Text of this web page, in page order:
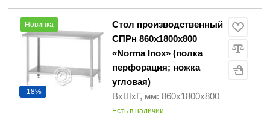
Новинка
-18%
Стол производственный
СПРн 860х1800х800
«Norma Inox» (полка
перфорация; ножка
угловая)
ВхШхГ, мм: 860х1800х800
Есть в наличии